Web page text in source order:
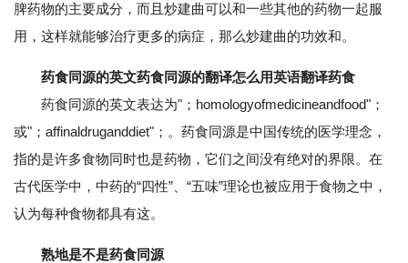
脾药物的主要成分，而且炒建曲可以和一些其他的药物一起服
用，这样就能够治疗更多的病症，那么炒建曲的功效和。
药食同源的英文药食同源的翻译怎么用英语翻译药食
药食同源的英文表达为"；homologyofmedicineandfood"；
或"；affinaldruganddiet"；。药食同源是中国传统的医学理念，
指的是许多食物同时也是药物，它们之间没有绝对的界限。在
古代医学中，中药的“四性”、“五味”理论也被应用于食物之中，
认为每种食物都具有这。
熟地是不是药食同源